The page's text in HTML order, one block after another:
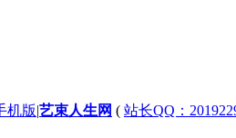
机版|艺束人生网 ( 站长QQ：